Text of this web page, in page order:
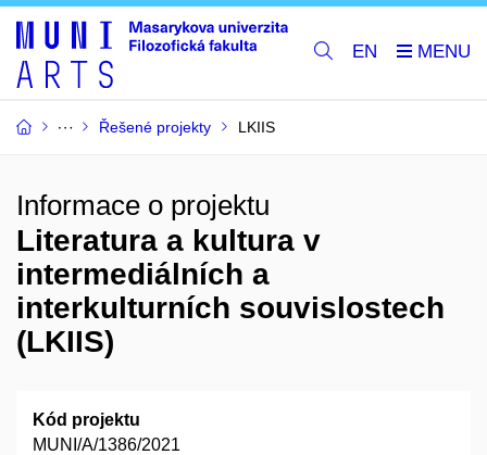
EN
Řešené projekty LKIIS
Informace o projektu
Literatura a kultura v
intermediálních a
interkulturních souvislostech
(LKIIS)
Kód projektu
MUNI/A/1386/2021